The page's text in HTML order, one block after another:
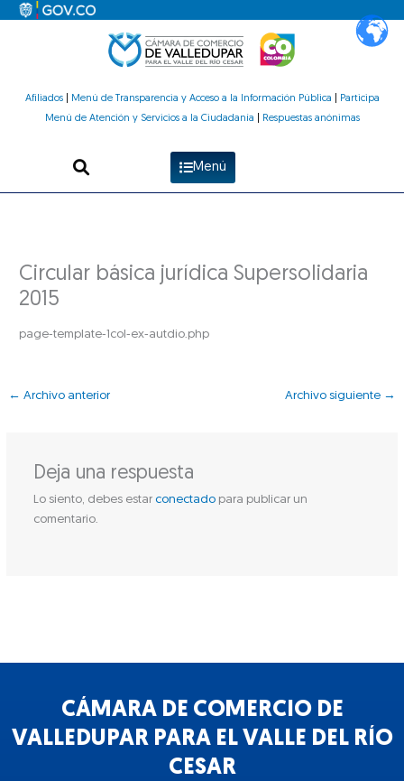
Afiliados| Menú de Transparencia y Acceso a la Información Pública
Participa
Menú de Atención y Servicios a la Ciudadanía
Respuestas anónimas
Menú
Circular básica jurídica Supersolidaria
2015
page-template-1col-ex-autdio.php
← Archivo anterior Archivo siguiente →
Deja una respuesta
Lo siento, debes estar conectadopara publicar un
comentario.
CÁMARA DE COMERCIO DE
VALLEDUPAR PARA EL VALLE DEL RÍO
CESAR